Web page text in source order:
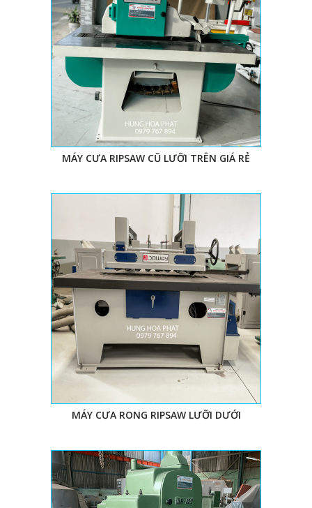
MÁY CƯA RIPSAW CŨ LƯỠI TRÊN GIÁ RẺ
MÁY CƯA RONG RIPSAW LƯỠI DƯỚI